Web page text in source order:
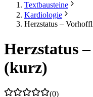
Textbausteine
Kardiologie
Herzstatus –
Herzstatus
(kurz)
(0)